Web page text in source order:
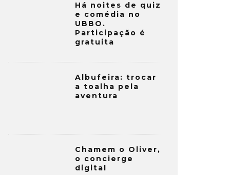
Há noites de quiz
e comédia no
UBBO.
Participação é
gratuita
Albufeira: trocar
a toalha pela
aventura
Chamem o Oliver,
o concierge
digital